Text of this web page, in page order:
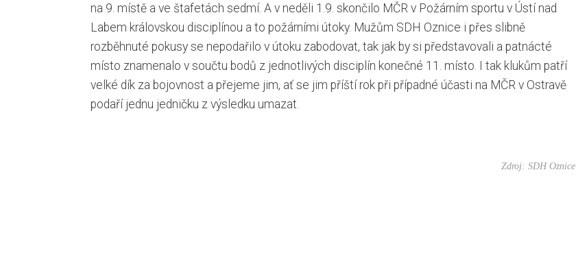
na 9. místě a ve štafetách sedmí. A v neděli 1.9. skončilo MČR v Požárním sportu v Ústí nad
Labem královskou disciplínou a to požárními útoky. Mužům SDH Oznice i přes slibně
rozběhnuté pokusy se nepodařilo v útoku zabodovat, tak jak by si představovali a patnácté
místo znamenalo v součtu bodů z jednotlivých disciplín konečné 11. místo. I tak klukům patří
velké dík za bojovnost a přejeme jim, ať se jim příští rok při případné účasti na MČR v Ostravě
podaří jednu jedničku z výsledku umazat.
Zdroj: SDH Oznice